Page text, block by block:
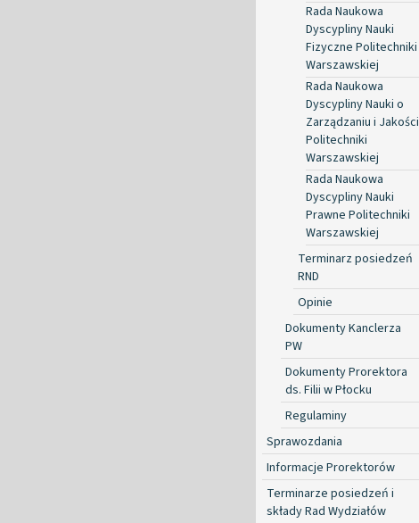
Rada Naukowa
Dyscypliny Nauki
Fizyczne Politechniki
Warszawskiej
Rada Naukowa
Dyscypliny Nauki o
Zarządzaniu i Jakości
Politechniki
Warszawskiej
Rada Naukowa
Dyscypliny Nauki
Prawne Politechniki
Warszawskiej
Terminarz posiedzeń
RND
Opinie
Dokumenty Kanclerza
PW
Dokumenty Prorektora
ds. Filii w Płocku
Regulaminy
Sprawozdania
Informacje Prorektorów
Terminarze posiedzeń i
składy Rad Wydziałów